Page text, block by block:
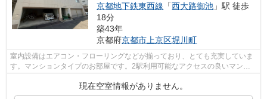
京都地下鉄東西線 「西大路御池 」駅 徒歩
18分
築43年
京都府京都市上京区堀川町
室内設備はエアコン・フローリングなどが揃っており、とても充実していま
す。マンションタイプのお部屋です。2駅利用可能なアクセスの良いマンシ
ョンです。管理人が常駐しているので、...
現在空室情報がありません。